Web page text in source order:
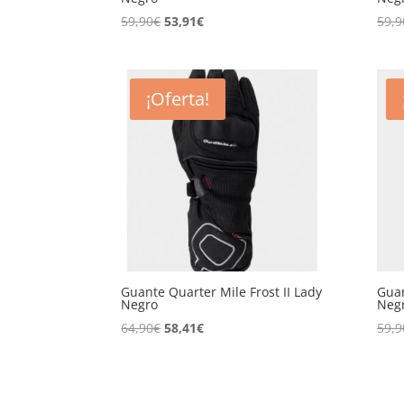
59,90€ El
era:
59,90€.
53,91€El
es:
53,91€.
¡Oferta!
Guante Quarter Mile Frost II Lady
Negro
64,90€El
58,41€El